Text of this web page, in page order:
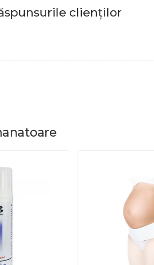
clienților